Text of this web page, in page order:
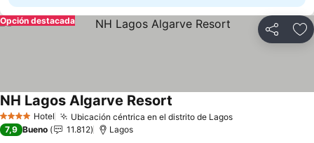
Compartir
Opción destacada
4 EstrellasHotel Ubicación céntrica en el distrito de Lagos
NH Lagos Algarve Resort
7,9 Bueno 11.812 Lagos